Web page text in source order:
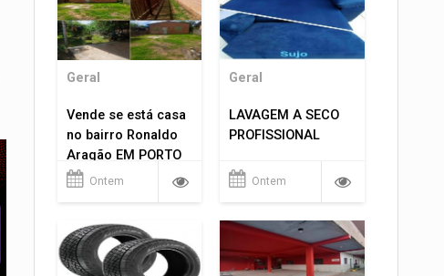
Geral
Vende se está casa
no bairro Ronaldo
Aragão EM PORTO
VELHO RO.
Ontem
Geral
LAVAGEM A SECO
PROFISSIONAL
Ontem